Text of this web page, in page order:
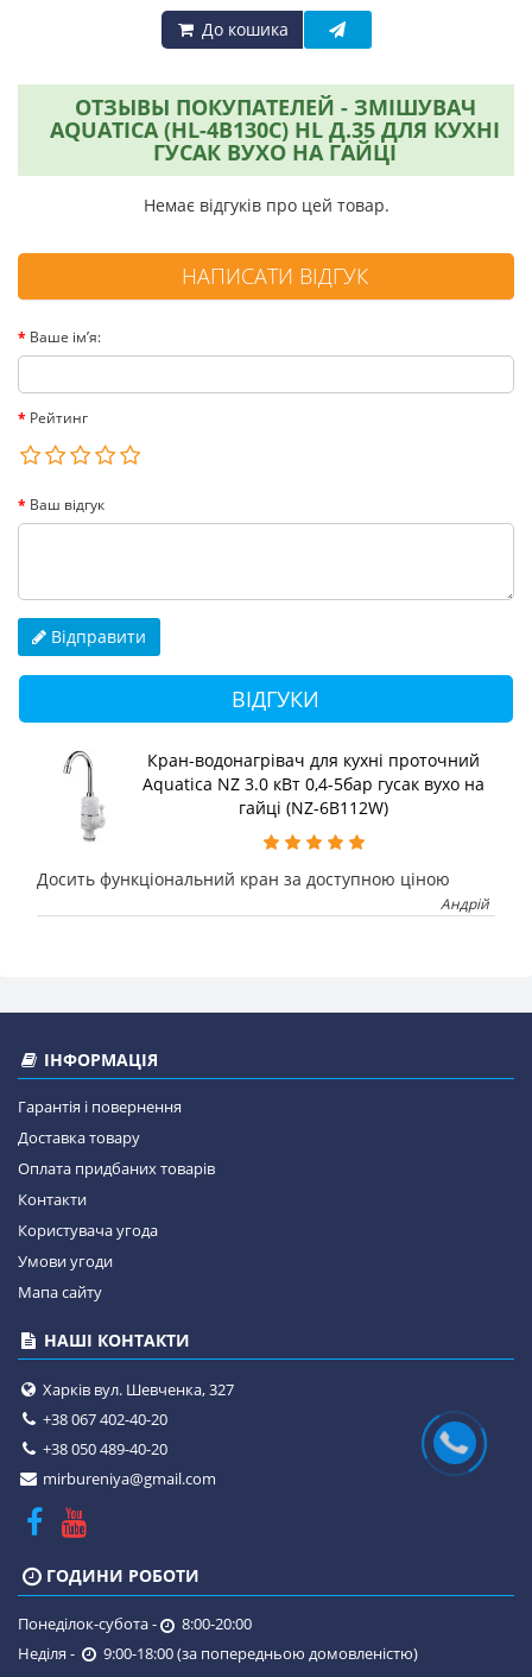
До кошика
ОТЗЫВЫ ПОКУПАТЕЛЕЙ - ЗМІШУВАЧ
AQUATICA (HL-4B130C) HL Д.35 ДЛЯ КУХНІ
ГУСАК ВУХО НА ГАЙЦІ
Немає відгуків про цей товар.
НАПИСАТИ ВІДГУК
Ваше ім’я:
Рейтинг
Ваш відгук
Відправити
ВІДГУКИ
Кран-водонагрівач для кухні проточний
Aquatica NZ 3.0 кВт 0,4-5бар гусак вухо на
гайці (NZ-6B112W)
Досить функціональний кран за доступною ціною
Андрій
ІНФОРМАЦІЯ
Гарантія і повернення
Доставка товару
Оплата придбаних товарів
Контакти
Користувача угода
Умови угоди
Мапа сайту
НАШІ КОНТАКТИ
Харків вул. Шевченка, 327
+38 067 402-40-20
+38 050 489-40-20
mirbureniya@gmail.com
ГОДИНИ РОБОТИ
Понеділок-субота -
8:00-20:00
Неділя -
9:00-18:00 (за попередньою домовленістю)